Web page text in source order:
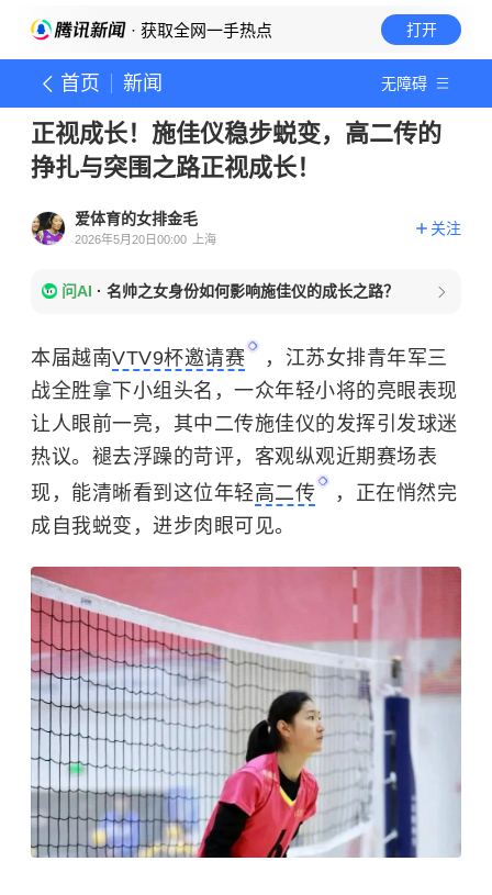
· 获取全网一手热点 打开
首页 新闻 无障碍
正视成长！施佳仪稳步蜕变，高二传的
挣扎与突围之路正视成长！
爱体育的女排金毛
2026年5月20日00:00 上海
关注
问AI · 名帅之女身份如何影响施佳仪的成长之路？
本届越南VTV9杯邀请赛
，江苏女排青年军三
战全胜拿下小组头名，一众年轻小将的亮眼表现
让人眼前一亮，其中二传施佳仪的发挥引发球迷
热议。褪去浮躁的苛评，客观纵观近期赛场表
现，能清晰看到这位年轻高二传
，正在悄然完
成自我蜕变，进步肉眼可见。